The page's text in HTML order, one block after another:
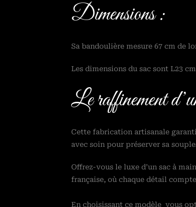
Dimensions :
Sa bandoulière mesure 67 cm de
Les dimensions du sac sont L23
Le raffinement
Cette fabrication artisanale
avec soin pour préserver sa
Offrez-vous le luxe d’un sac à
française, où chaque détail
En choisissant ce modèle vous